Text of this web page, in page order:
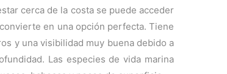
cerca de la costa se puede acceder
en una opción perfecta. Tiene
y una visibilidad muy buena debido a
Las especies de vida marina